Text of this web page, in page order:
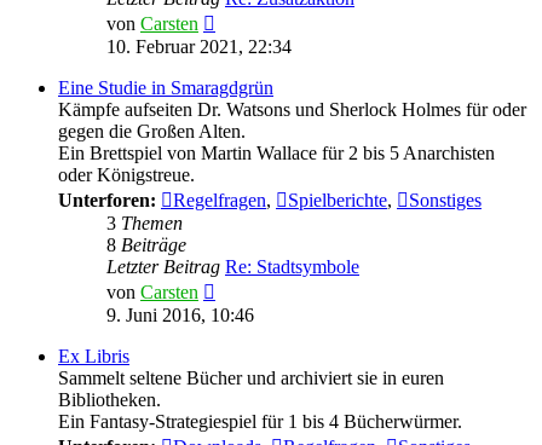
von Carsten
Beitrag
10. Februar 2021, 22:34
Eine Studie in Smaragdgrün
Kämpfe aufseiten Dr. Watsons und Sherlock Holmes für oder
gegen die Großen Alten.
Ein Brettspiel von Martin Wallace für 2 bis 5 Anarchisten
oder Königstreue.
Unterforen:
Regelfragen, Spielberichte,
Sonstiges
3 Themen
8 Beiträge
Letzter Beitrag Re: Stadtsymbole
von Carsten
Beitrag
9. Juni 2016, 10:46
Ex Libris
Sammelt seltene Bücher und archiviert sie in euren
Bibliotheken.
Ein Fantasy-Strategiespiel für 1 bis 4 Bücherwürmer.